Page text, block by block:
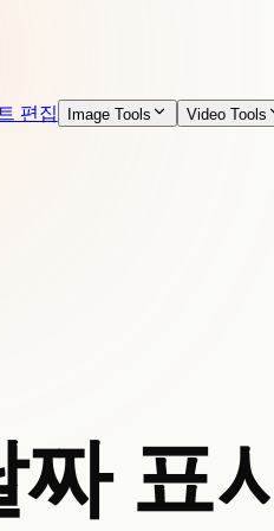
편집 Image Tools
Video Tools
짜 표